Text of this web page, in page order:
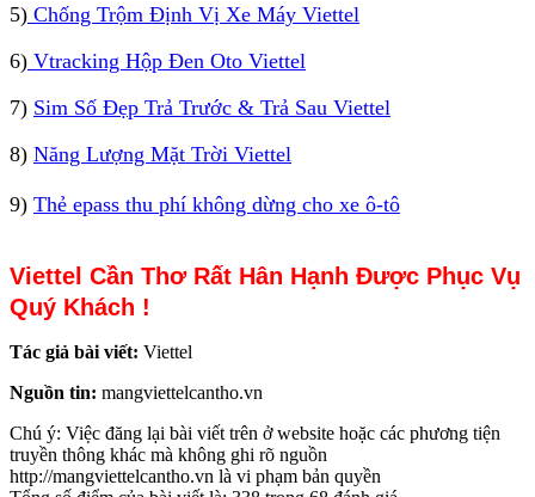
5) Chống Trộm Định Vị Xe Máy Viettel
6) Vtracking Hộp Đen Oto Viettel
7) Sim Số Đẹp Trả Trước & Trả Sau Viettel
8) Năng Lượng Mặt Trời Viettel
9) Thẻ epass thu phí không dừng cho xe ô-tô
Viettel Cần Thơ Rất Hân Hạnh Được Phục Vụ
Quý Khách !
Tác giả bài viết: Viettel
Nguồn tin: mangviettelcantho.vn
Chú ý: Việc đăng lại bài viết trên ở website hoặc các phương tiện
truyền thông khác mà không ghi rõ nguồn
http://mangviettelcantho.vn là vi phạm bản quyền